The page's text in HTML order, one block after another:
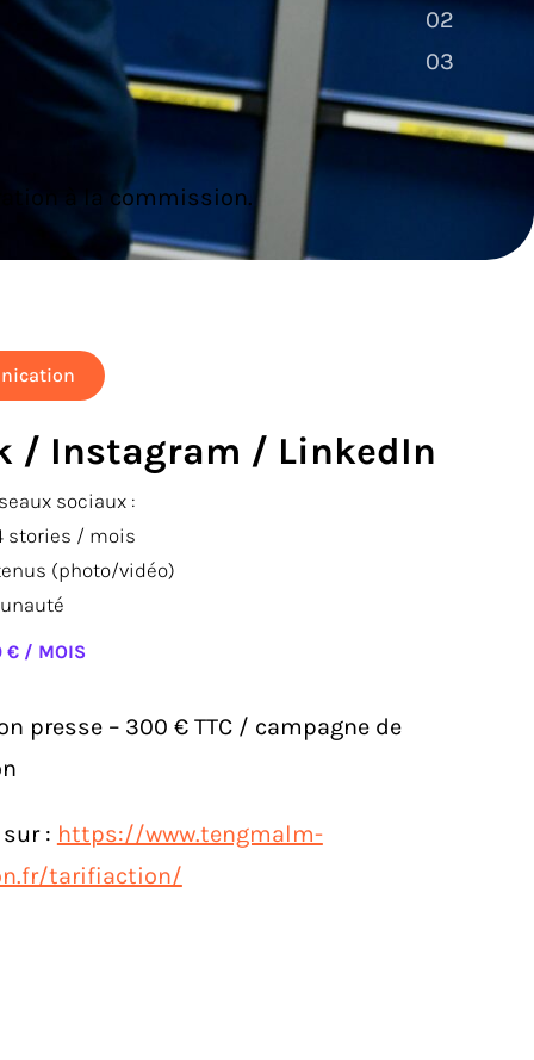
à la commission.
/ Instagram / LinkedIn
sociaux :
stories / mois
(photo/vidéo)
€ / MOIS
presse – 300 € TTC / campagne de
: https://www.tengmalm-
tarifiaction/
02
03
02
03